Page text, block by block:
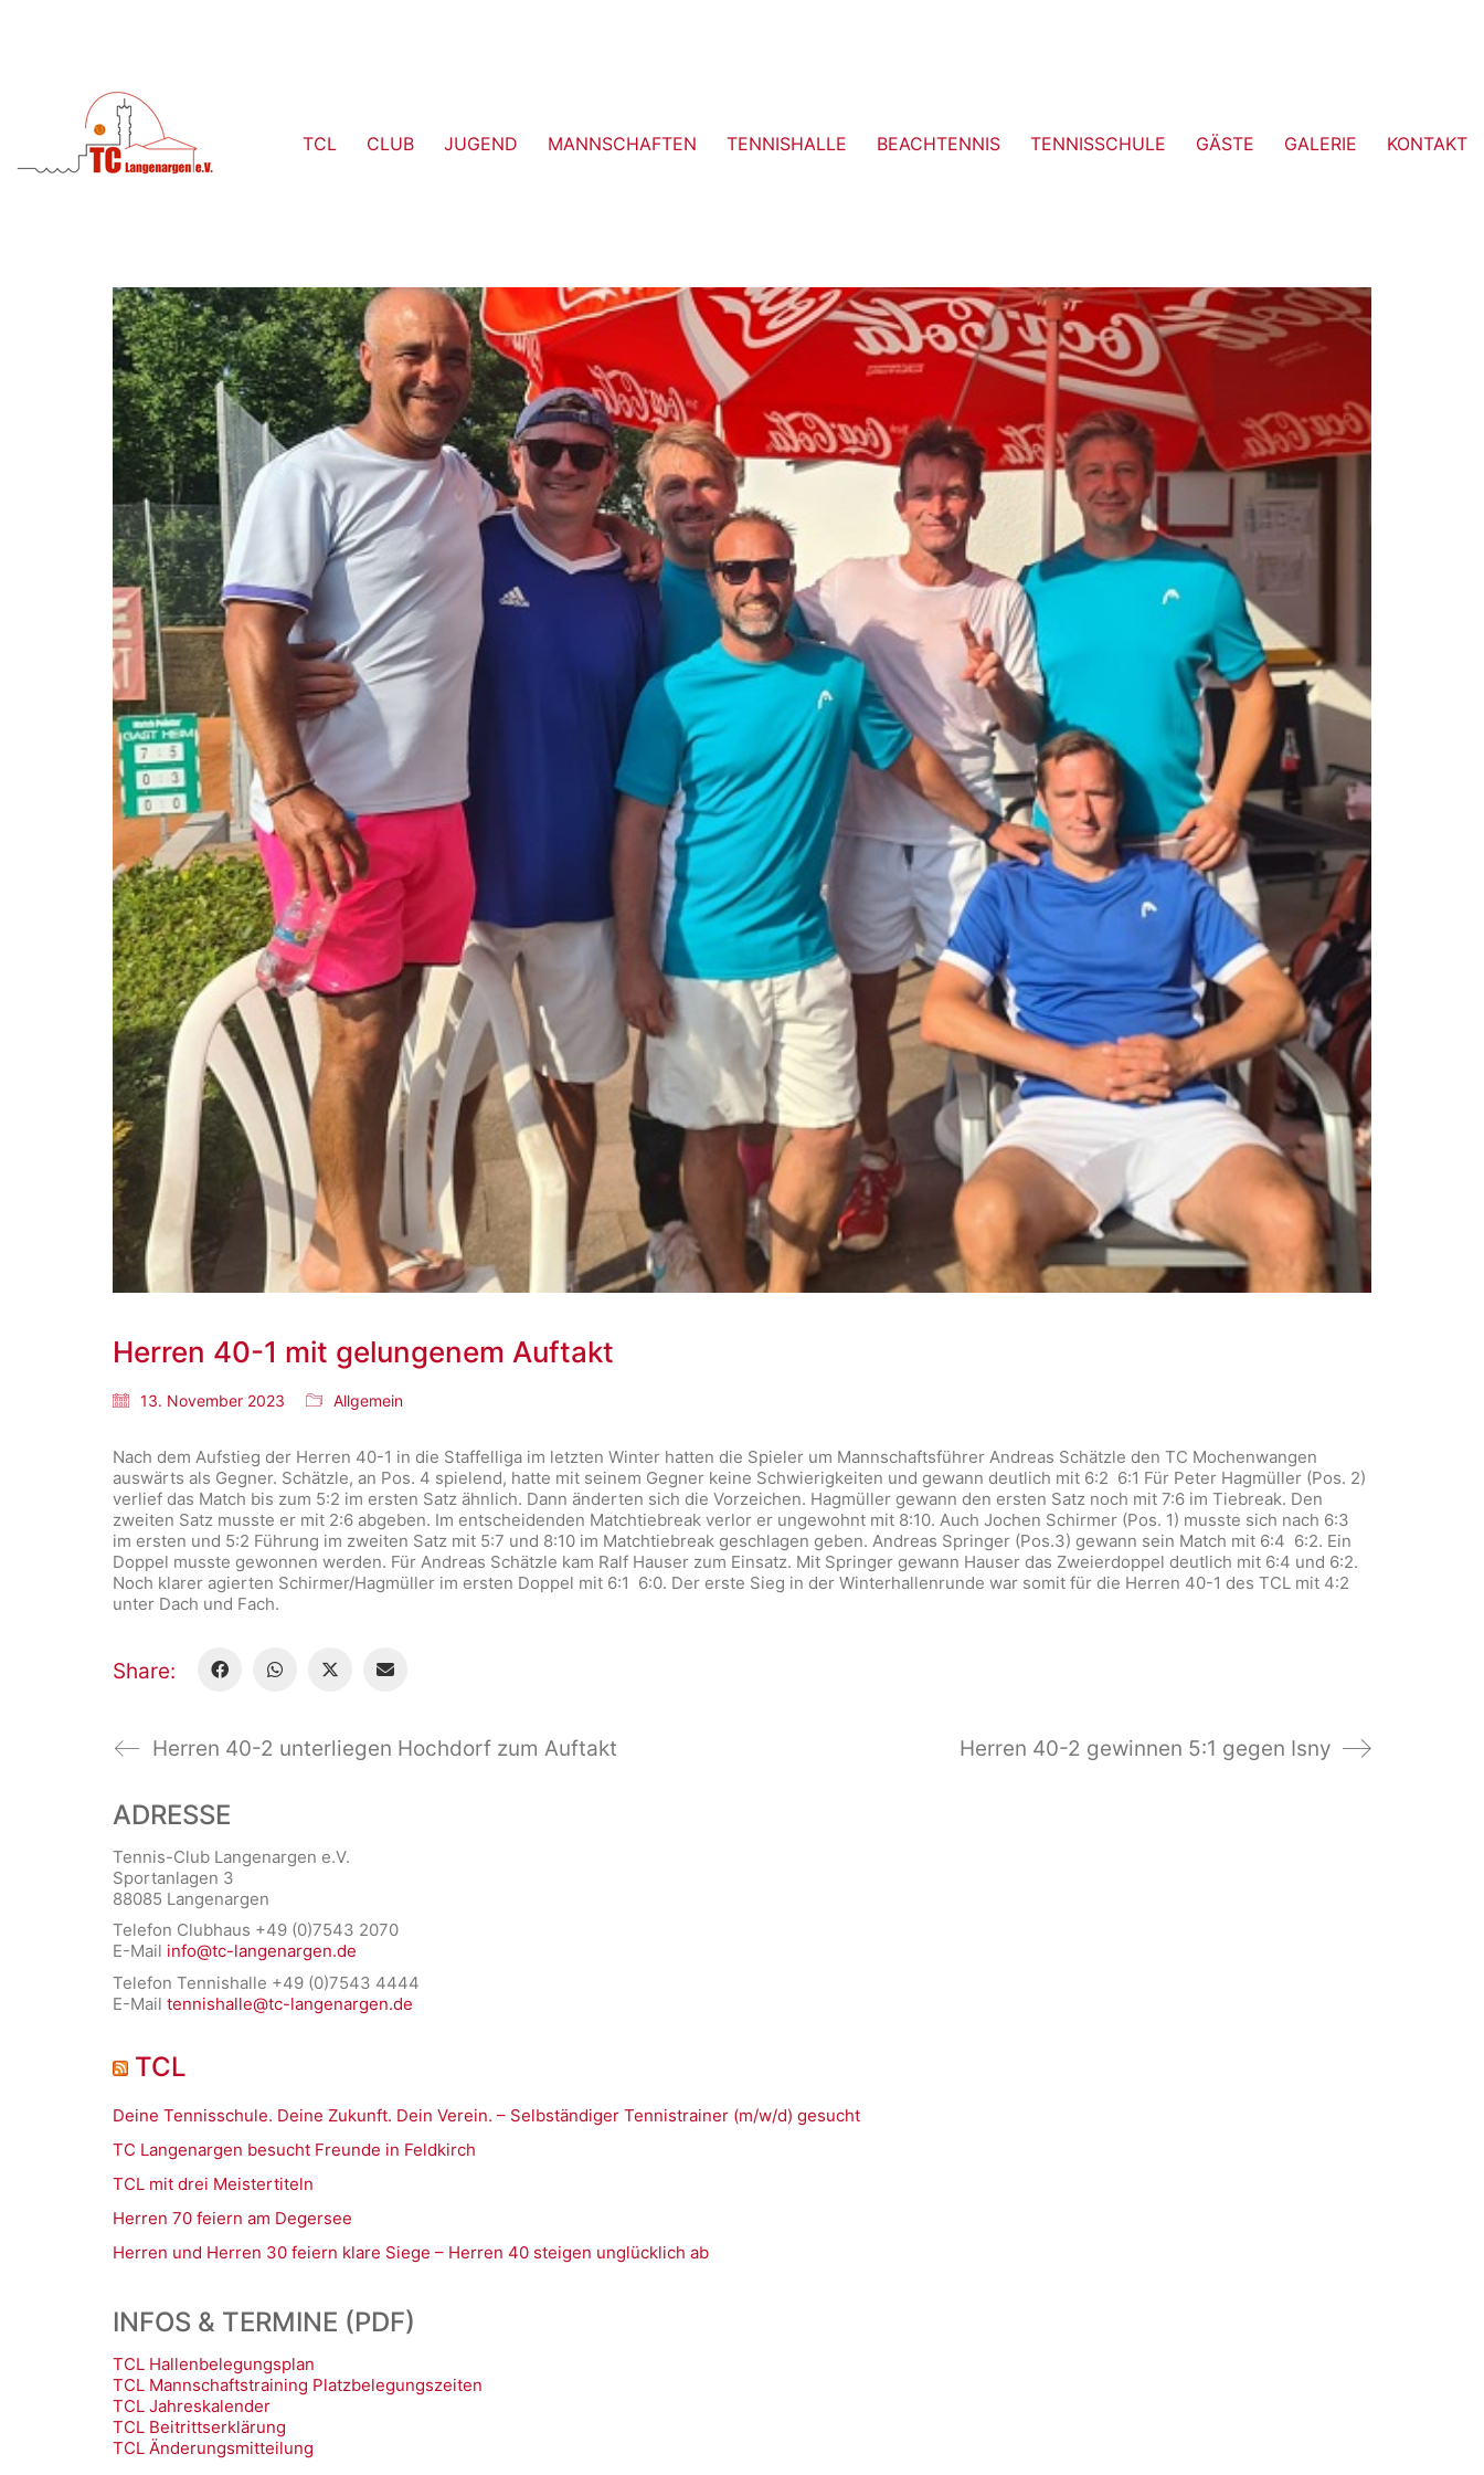
TCL CLUB JUGEND MANNSCHAFTEN TENNISHALLE BEACHTENNIS TENNISSCHULE GÄSTE GALERIE KONTAKT
Herren 40-1 mit gelungenem Auftakt
13. November 2023 Allgemein
Nach dem Aufstieg der Herren 40-1 in die Staffelliga im letzten Winter hatten die Spieler um Mannschaftsführer Andreas Schätzle den TC Mochenwangen
auswärts als Gegner. Schätzle, an Pos. 4 spielend, hatte mit seinem Gegner keine Schwierigkeiten und gewann deutlich mit 6:2 6:1 Für Peter Hagmüller (Pos. 2)
verlief das Match bis zum 5:2 im ersten Satz ähnlich. Dann änderten sich die Vorzeichen. Hagmüller gewann den ersten Satz noch mit 7:6 im Tiebreak. Den
zweiten Satz musste er mit 2:6 abgeben. Im entscheidenden Matchtiebreak verlor er ungewohnt mit 8:10. Auch Jochen Schirmer (Pos. 1) musste sich nach 6:3
im ersten und 5:2 Führung im zweiten Satz mit 5:7 und 8:10 im Matchtiebreak geschlagen geben. Andreas Springer (Pos.3) gewann sein Match mit 6:4 6:2. Ein
Doppel musste gewonnen werden. Für Andreas Schätzle kam Ralf Hauser zum Einsatz. Mit Springer gewann Hauser das Zweierdoppel deutlich mit 6:4 und 6:2.
Noch klarer agierten Schirmer/Hagmüller im ersten Doppel mit 6:1 6:0. Der erste Sieg in der Winterhallenrunde war somit für die Herren 40-1 des TCL mit 4:2
unter Dach und Fach.
Share:
Herren 40-2 unterliegen Hochdorf zum Auftakt Herren 40-2 gewinnen 5:1 gegen Isny
ADRESSE
Tennis-Club Langenargen e.V.
Sportanlagen 3
88085 Langenargen
Telefon Clubhaus +49 (0)7543 2070
E-Mail info@tc-langenargen.de
Telefon Tennishalle +49 (0)7543 4444
E-Mail tennishalle@tc-langenargen.de
TCL
Deine Tennisschule. Deine Zukunft. Dein Verein. – Selbständiger Tennistrainer (m/w/d) gesucht
TC Langenargen besucht Freunde in Feldkirch
TCL mit drei Meistertiteln
Herren 70 feiern am Degersee
Herren und Herren 30 feiern klare Siege – Herren 40 steigen unglücklich ab
INFOS & TERMINE (PDF)
TCL Hallenbelegungsplan
TCL Mannschaftstraining Platzbelegungszeiten
TCL Jahreskalender
TCL Beitrittserklärung
TCL Änderungsmitteilung